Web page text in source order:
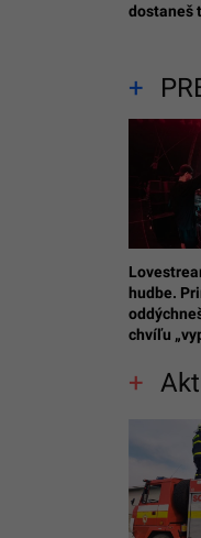
dostaneš
hudbe.
chvíľu